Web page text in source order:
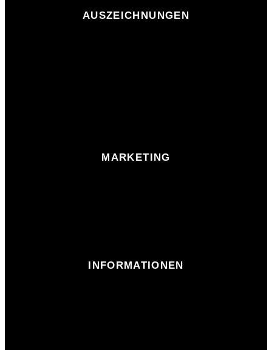
AUSZEICHNUNGEN
MARKETING
INFORMATIONEN